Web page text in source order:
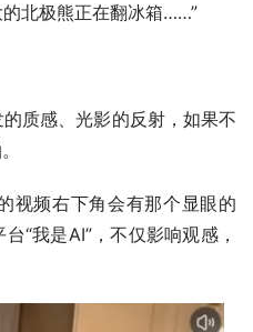
北极熊正在翻冰箱……”
质感、光影的反射，如果不
视频右下角会有那个显眼的
“我是AI”，不仅影响观感，